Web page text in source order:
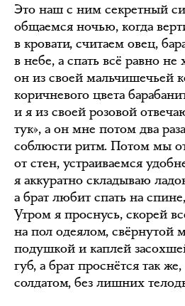
Это наш с ним секретный
общаемся ночью, когда
в кровати, считаем овец,
в небе, а спать всё равно не
он из своей мальчишечьей
коричневого цвета
и я из своей розовой
тук», а он мне потом два
соблюсти ритм. Потом мы
от стен, устраиваемся
я аккуратно складываю
а брат любит спать на
Утром я проснусь, скорей
на пол одеялом, свёрнутой
подушкой и каплей
губ, а брат проснётся так
солдатом, без лишних